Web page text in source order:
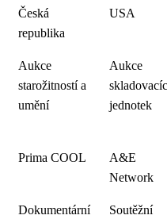
Česká
republika
USA
Aukce
starožitností a
umění
Aukce
jednotek
Prima COOL
A&E
Network
Dokumentární
Soutěžní